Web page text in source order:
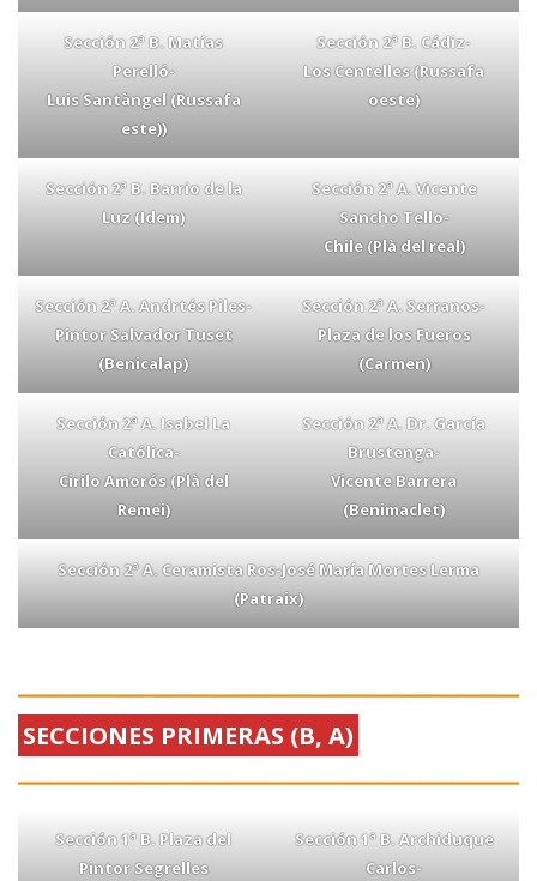
Sección 2ª B. Matías
Perelló-
Luis Santàngel (Russafa
este))
Sección 2ª B. Cádiz-
Los Centelles (Russafa
oeste)
Sección 2ª B. Barrio de la
Luz (Idem)
Sección 2ª A. Vicente
Sancho Tello-
Chile (Plà del real)
Sección 2ª A. Andrtés Piles-
Pintor Salvador Tuset
(Benicalap)
Sección 2ª A. Serranos-
Plaza de los Fueros
(Carmen)
Sección 2ª A. Isabel La
Católica-
Cirilo Amorós (Plà del
Remei)
Sección 2ª A. Dr. García
Brustenga-
Vicente Barrera
(Benimaclet)
Sección 2ª A. Ceramista Ros-José María Mortes Lerma
(Patraix)
SECCIONES PRIMERAS (B, A)
Sección 1ª B. Plaza del
Pintor Segrelles
Sección 1ª B. Archiduque
Carlos-